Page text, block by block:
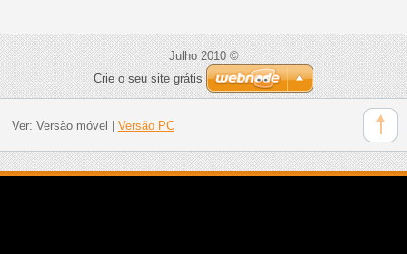
Julho 2010 ©
Crie o seu site grátis
Ver: Versão móvel Versão PC